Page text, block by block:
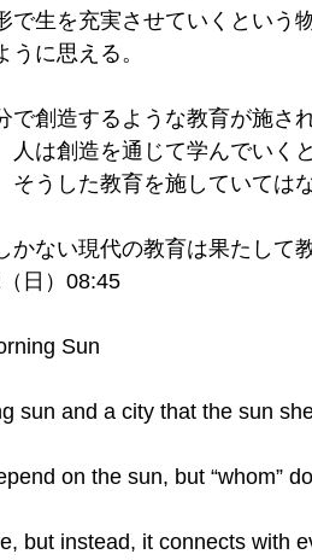
で生を充実させていくという
に思える。
で創造するような教育が施さ
人は創造を通じて学んでいく
そうした教育を施していては
ない現代の教育は果たして
（日）08:45
Sun
sun and a city that the sun
on the sun, but “whom”
but instead, it connects with